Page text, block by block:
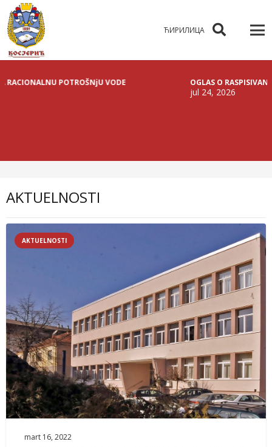
ЋИРИЛИЦА
VODE OGLAS O RASPISIVANjU JAVNE LICITACIJE ZA
AKTUELNOSTI
AKTUELNOSTI
mart 16, 2022